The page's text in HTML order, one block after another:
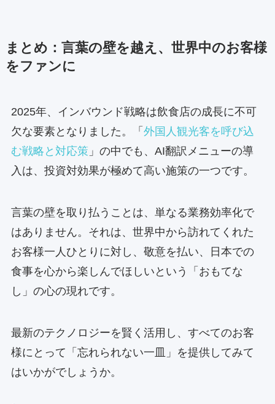
まとめ：言葉の壁を越え、世界中のお客様
をファンに
2025年、インバウンド戦略は飲食店の成長に不可
欠な要素となりました。「 外国人観光客を呼び込
む戦略と対応策」の中でも、AI翻訳メニューの導
入は、投資対効果が極めて高い施策の一つです。
言葉の壁を取り払うことは、単なる業務効率化で
はありません。それは、世界中から訪れてくれた
お客様一人ひとりに対し、敬意を払い、日本での
食事を心から楽しんでほしいという「おもてな
し」の心の現れです。
最新のテクノロジーを賢く活用し、すべてのお客
様にとって「忘れられない一皿」を提供してみて
はいかがでしょうか。